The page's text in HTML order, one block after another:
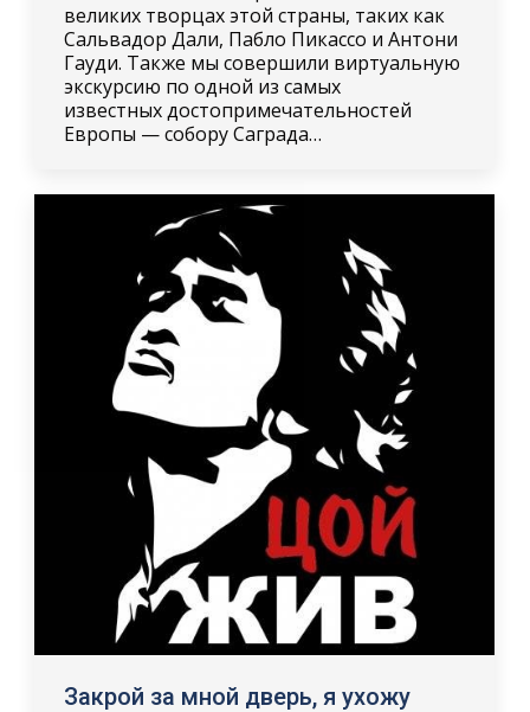
великих творцах этой страны, таких как
Сальвадор Дали, Пабло Пикассо и Антони
Гауди. Также мы совершили виртуальную
экскурсию по одной из самых
известных достопримечательностей
Европы — собору Саграда…
Закрой за мной дверь, я ухожу